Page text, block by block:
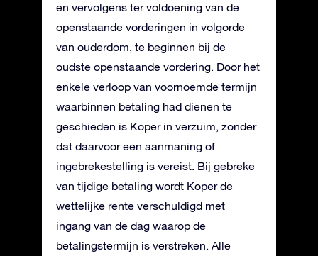
en vervolgens ter voldoening van de
openstaande vorderingen in volgorde
van ouderdom, te beginnen bij de
oudste openstaande vordering. Door het
enkele verloop van voornoemde termijn
waarbinnen betaling had dienen te
geschieden is Koper in verzuim, zonder
dat daarvoor een aanmaning of
ingebrekestelling is vereist. Bij gebreke
van tijdige betaling wordt Koper de
wettelijke rente verschuldigd met
ingang van de dag waarop de
betalingstermijn is verstreken. Alle